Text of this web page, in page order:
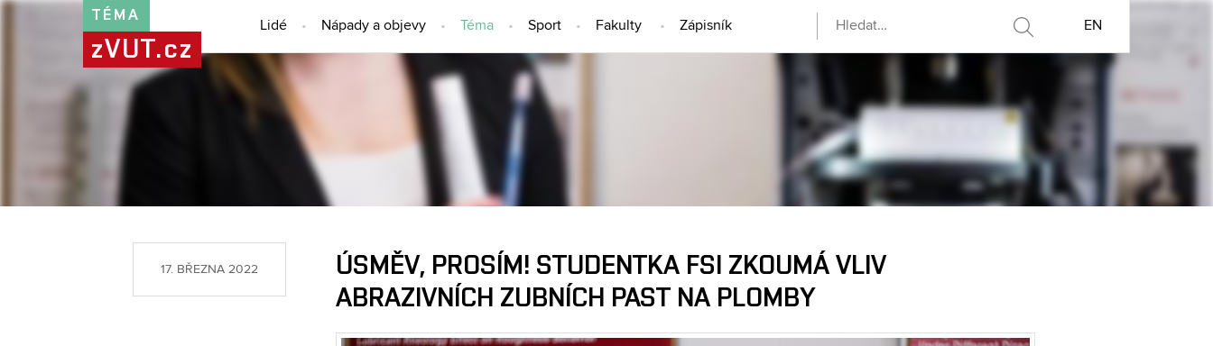
TÉMA
zVUT.cz
Lidé Nápady a objevy Téma Sport Fakulty Zápisník EN
TÉMA
17. BŘEZNA 2022
ÚSMĚV, PROSÍM! STUDENTKA FSI ZKOUMÁ VLIV
ABRAZIVNÍCH ZUBNÍCH PAST NA PLOMBY